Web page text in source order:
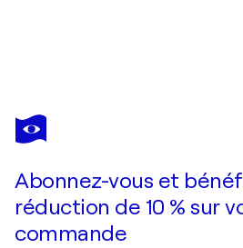
LISA ELLEY
Amalfi Reverie
Abonnez-vous et
réduction de 10 % sur
commande